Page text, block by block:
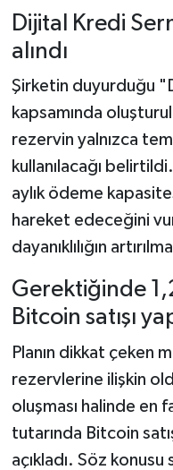
Dijital Kredi
alındı
Şirketin duyurduğu
kapsamında
rezervin yalnızca
kullanılacağı
aylık ödeme
hareket edeceğini
dayanıklılığın
Gerektiğinde
Bitcoin satışı
Planın dikkat çeken
rezervlerine ilişkin
oluşması halinde en
tutarında Bitcoin
açıkladı. Söz